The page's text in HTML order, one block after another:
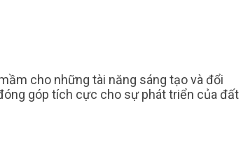
cho những tài năng sáng tạo và đổi
góp tích cực cho sự phát triển của đất